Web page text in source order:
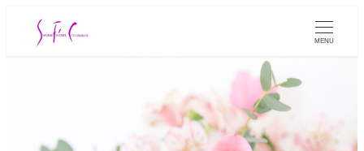
MENU